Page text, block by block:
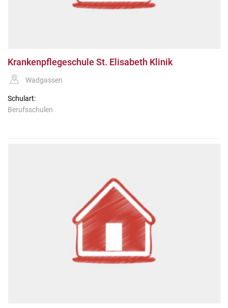
Krankenpflegeschule St. Elisabeth Klinik
Wadgassen
Schulart:
Berufsschulen